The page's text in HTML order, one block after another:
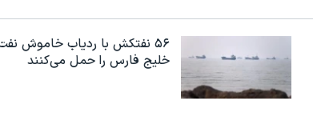
۵۶ نفتکش با ردیاب خاموش
خلیج فارس را حمل می‌کنند